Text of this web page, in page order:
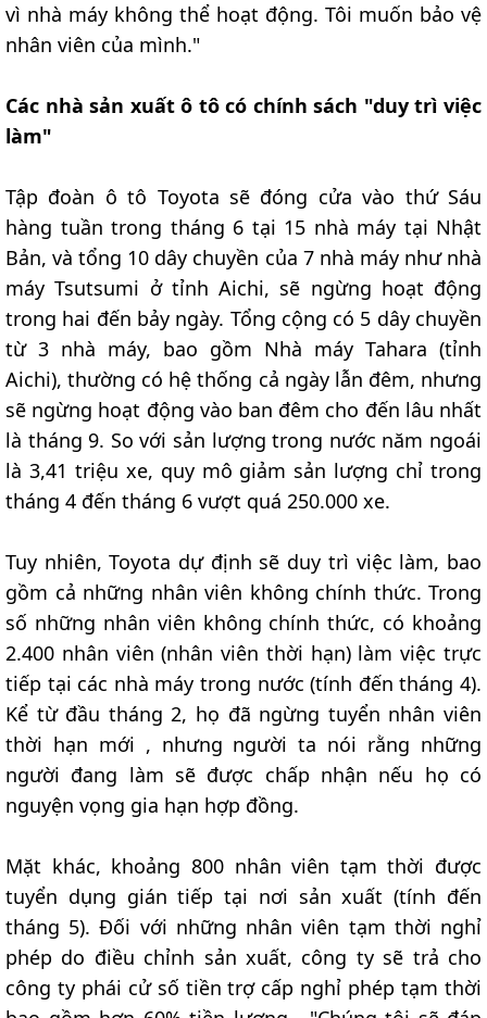
vì nhà máy không thể hoạt động. Tôi muốn bảo vệ
nhân viên của mình."
Các nhà sản xuất ô tô có chính sách "duy trì việc
làm"
Tập đoàn ô tô Toyota sẽ đóng cửa vào thứ Sáu
hàng tuần trong tháng 6 tại 15 nhà máy tại Nhật
Bản, và tổng 10 dây chuyền của 7 nhà máy như nhà
máy Tsutsumi ở tỉnh Aichi, sẽ ngừng hoạt động
trong hai đến bảy ngày. Tổng cộng có 5 dây chuyền
từ 3 nhà máy, bao gồm Nhà máy Tahara (tỉnh
Aichi), thường có hệ thống cả ngày lẫn đêm, nhưng
sẽ ngừng hoạt động vào ban đêm cho đến lâu nhất
là tháng 9. So với sản lượng trong nước năm ngoái
là 3,41 triệu xe, quy mô giảm sản lượng chỉ trong
tháng 4 đến tháng 6 vượt quá 250.000 xe.
Tuy nhiên, Toyota dự định sẽ duy trì việc làm, bao
gồm cả những nhân viên không chính thức. Trong
số những nhân viên không chính thức, có khoảng
2.400 nhân viên (nhân viên thời hạn) làm việc trực
tiếp tại các nhà máy trong nước (tính đến tháng 4).
Kể từ đầu tháng 2, họ đã ngừng tuyển nhân viên
thời hạn mới , nhưng người ta nói rằng những
người đang làm sẽ được chấp nhận nếu họ có
nguyện vọng gia hạn hợp đồng.
Mặt khác, khoảng 800 nhân viên tạm thời được
tuyển dụng gián tiếp tại nơi sản xuất (tính đến
tháng 5). Đối với những nhân viên tạm thời nghỉ
phép do điều chỉnh sản xuất, công ty sẽ trả cho
công ty phái cử số tiền trợ cấp nghỉ phép tạm thời